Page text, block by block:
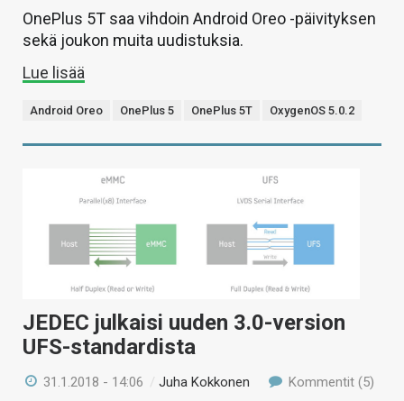
OnePlus 5T saa vihdoin Android Oreo -päivityksen
sekä joukon muita uudistuksia.
Lue lisää
Android Oreo OnePlus 5 OnePlus 5T OxygenOS 5.0.2
JEDEC julkaisi uuden 3.0-version
UFS-standardista
31.1.2018 - 14:06 /Juha Kokkonen Kommentit (5)